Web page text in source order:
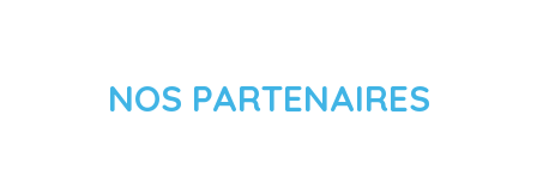
NOS PARTENAIRES